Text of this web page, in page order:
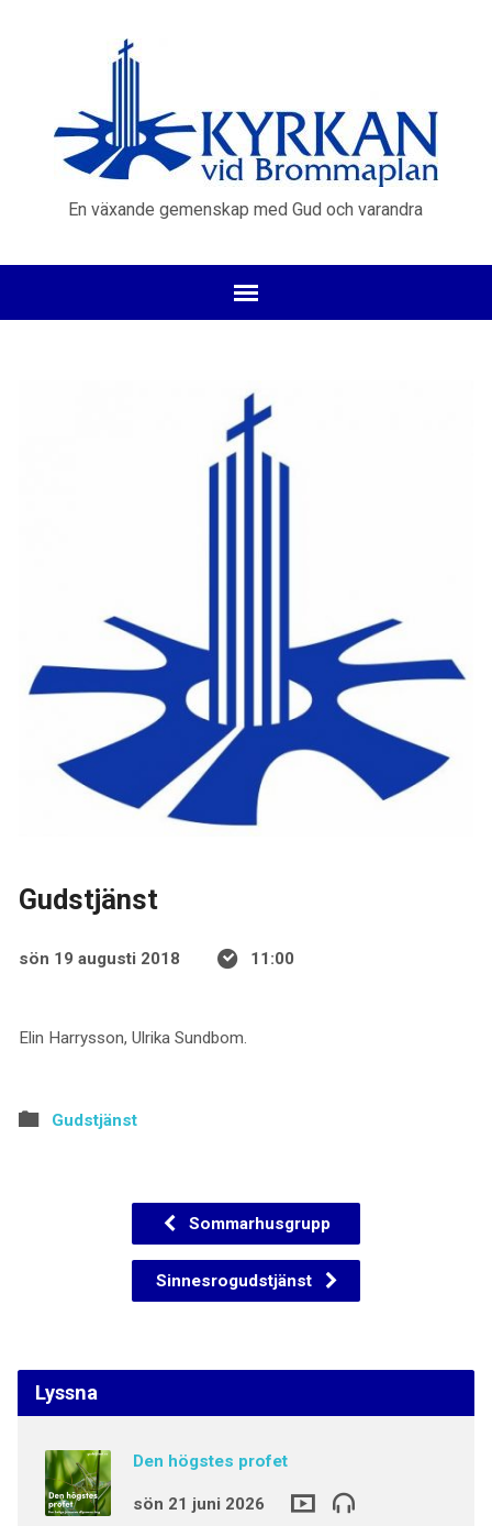
En växande gemenskap med Gud och varandra
Gudstjänst
sön 19 augusti 2018 11:00
Elin Harrysson, Ulrika Sundbom.
Gudstjänst
Sommarhusgrupp
Sinnesrogudstjänst
Lyssna
Den högstes profet
sön 21 juni 2026